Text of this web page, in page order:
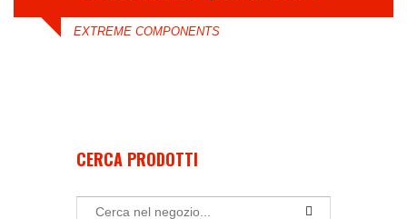
EXTREME COMPONENTS
CERCA PRODOTTI